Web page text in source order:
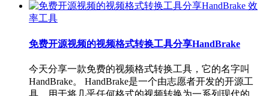
效
率工具
免费开源视频的视频格式转换工具分享HandBrake
今天分享一款免费的视频格式转换工具，它的名字叫
HandBrake。 HandBrake是一个由志愿者开发的开源工
具，用于将几乎任何格式的视频转换为一系列现代的、